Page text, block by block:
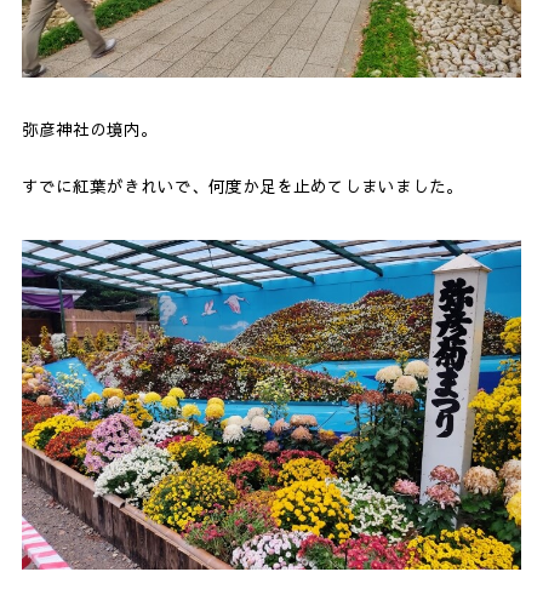
弥彦神社の境内。
すでに紅葉がきれいで、何度か足を止めてしまいました。